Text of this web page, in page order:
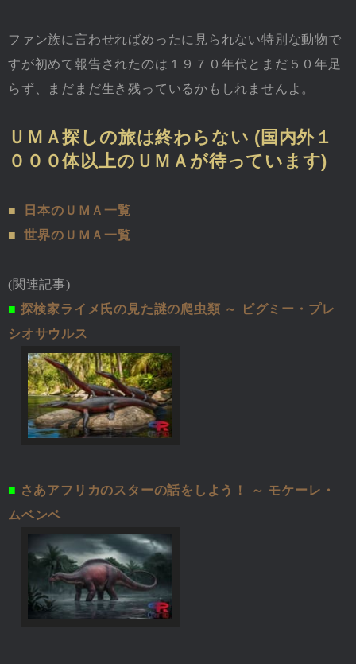
ファン族に言わせればめったに見られない特別な動物で
すが初めて報告されたのは１９７０年代とまだ５０年足
らず、まだまだ生き残っているかもしれませんよ。
ＵＭＡ探しの旅は終わらない (国内外１
０００体以上のＵＭＡが待っています)
■
日本のＵＭＡ一覧
■
世界のＵＭＡ一覧
(関連記事)
■ 探検家ライメ氏の見た謎の爬虫類 ～ ピグミー・プレ
シオサウルス
■ さあアフリカのスターの話をしよう！ ～ モケーレ・
ムベンベ